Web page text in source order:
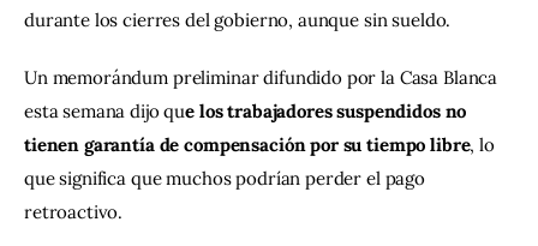
durante los cierres del gobierno, aunque sin sueldo.
Un memorándum preliminar difundido por la Casa Blanca
esta semana dijo que los trabajadores suspendidos no
tienen garantía de compensación por su tiempo libre, lo
que significa que muchos podrían perder el pago
retroactivo.